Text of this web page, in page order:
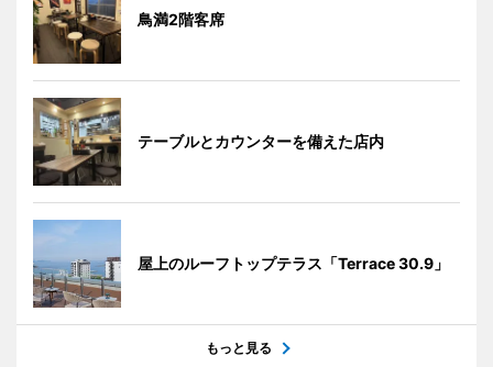
鳥満2階客席
テーブルとカウンターを備えた店内
屋上のルーフトップテラス「Terrace 30.9」
もっと見る